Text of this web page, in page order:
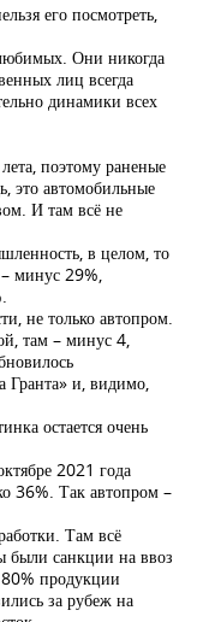
его посмотреть,
Они никогда
лиц всегда
динамики всех
поэтому раненые
это автомобильные
И там всё не
в целом, то
– минус 29%,
не только автопром.
там – минус 4,
Гранта» и, видимо,
остается очень
2021 года
36%. Так автопром –
Там всё
были санкции на ввоз
продукции
за рубеж на